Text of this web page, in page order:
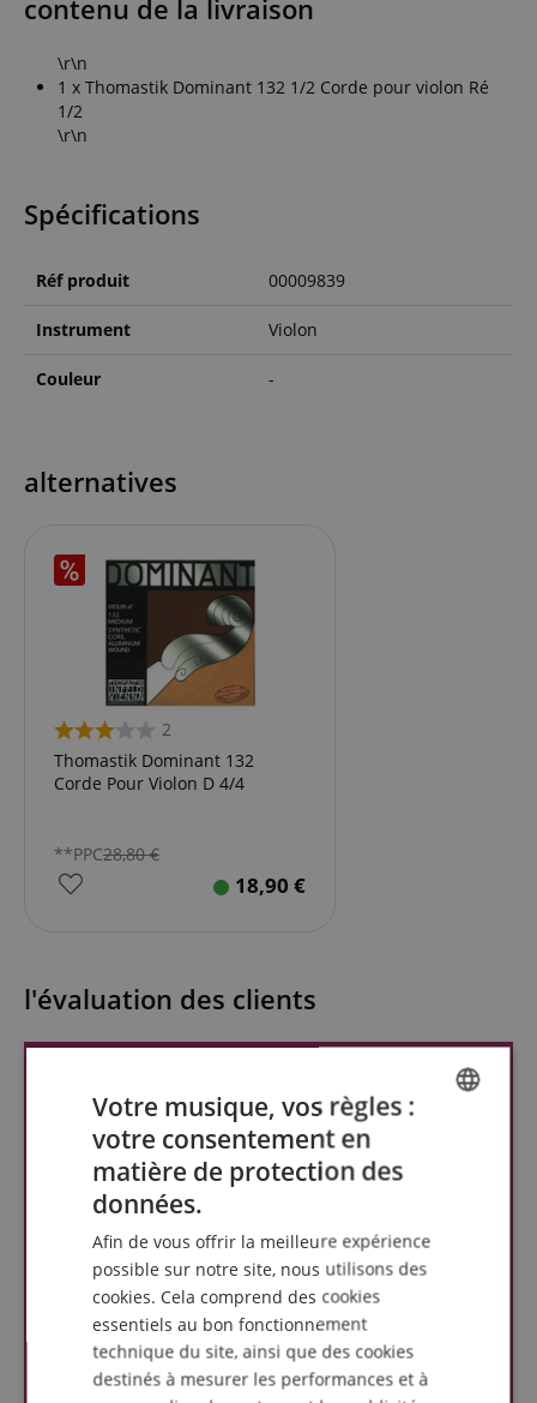
contenu de la livraison
\r\n
1 x Thomastik Dominant 132 1/2 Corde pour violon Ré
1/2
\r\n
Spécifications
Réf produit 00009839
Instrument Violon
Couleur -
alternatives
2
Thomastik Dominant 132
Corde Pour Violon D 4/4
**PPC28,80€
18,90 €
l'évaluation des clients
FRENCH
SPANISH
Votre musique, vos règles :
votre consentement en
matière de protection des
données.
Afin de vous offrir la meilleure expérience
possible sur notre site, nous utilisons des
cookies. Cela comprend des cookies
essentiels au bon fonctionnement
technique du site, ainsi que des cookies
destinés à mesurer les performances et à